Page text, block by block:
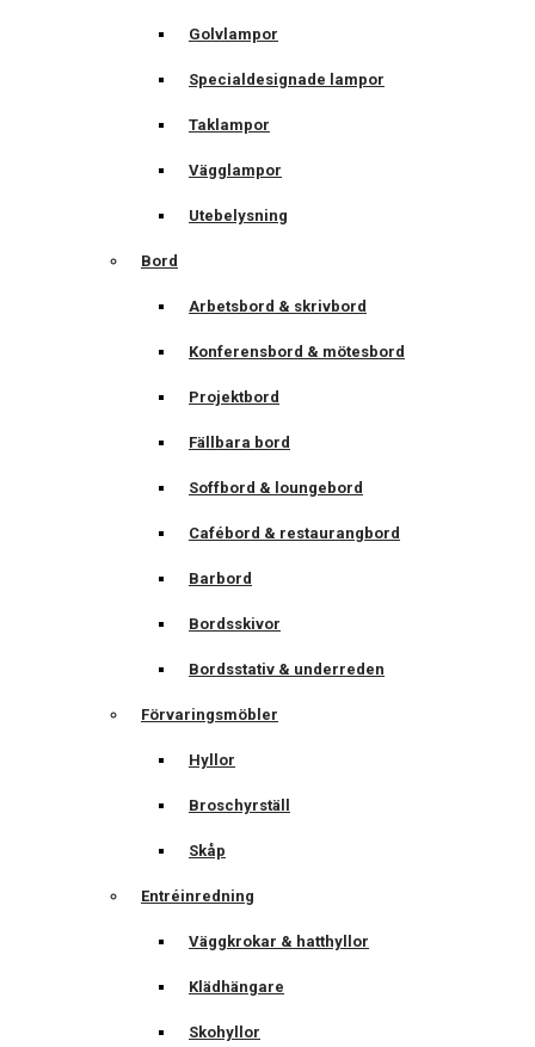
Golvlampor
Specialdesignade lampor
Taklampor
Vägglampor
Utebelysning
Bord
Arbetsbord & skrivbord
Konferensbord & mötesbord
Projektbord
Fällbara bord
Soffbord & loungebord
Cafébord & restaurangbord
Barbord
Bordsskivor
Bordsstativ & underreden
Förvaringsmöbler
Hyllor
Broschyrställ
Skåp
Entréinredning
Väggkrokar & hatthyllor
Klädhängare
Skohyllor